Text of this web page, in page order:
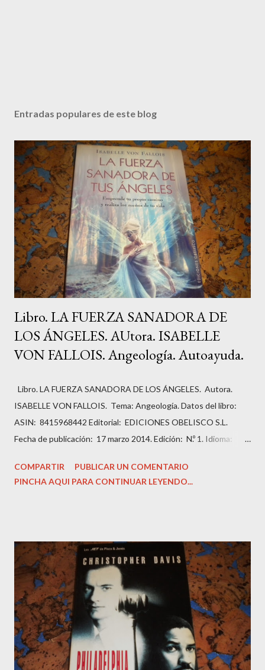
Entradas populares de este blog
Libro. LA FUERZA SANADORA DE
LOS ÁNGELES. AUtora. ISABELLE
VON FALLOIS. Angeología. Autoayuda.
Libro. LA FUERZA SANADORA DE LOS ÁNGELES. Autora.
ISABELLE VON FALLOIS. Tema: Angeología. Datos del libro:
ASIN: ‎ 8415968442 Editorial: ‎ EDICIONES OBELISCO S.L.
Fecha de publicación: ‎ 17 marzo 2014. Edición: ‎ N.º 1. Idioma: ‎
978-8415968443 Peso del producto: ‎ 499 g Dimensiones: ‎
14.99 x 2.54 x 22.86 cm Estado del libro: Muy bueno, como
romper con una pauta antigua y programar otra más positiva se
necesita un período de tiempo comprendido entre 21 y 28 días.
A partir de entonces, se forman en el cerebro nuevas vías
neuronales, y, por ende, otras creencias positivas que nos
ayudan a alcanzar nuestros sueños. En tu recorrido personal a
través de este proceso de 28 días, dejarás atrás antiguas ideas y
actitudes t...
COMPARTIR
PUBLICAR UN COMENTARIO
PINCHA AQUI PARA CONTINUAR LEYENDO...